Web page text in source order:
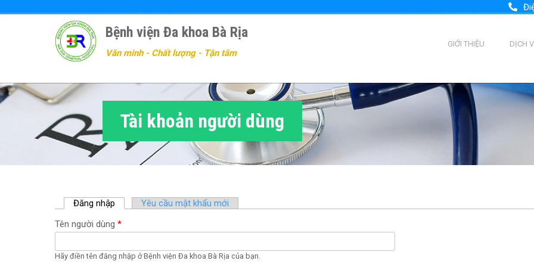
đến
Bệnh viện Đa khoa Bà Rịa
Văn minh - Chất lượng - Tận tâm
GIỚI THIỆU DỊCH
Tài khoản người dùng
Đăng nhập
a
b
o
Yêu cầu mật khẩu mới
Tên người dùng *
Hãy điền tên đăng nhập ở Bệnh viện Đa khoa Bà Rịa của bạn.